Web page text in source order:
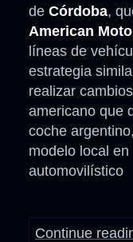
de Córdoba,
American
líneas de
estrategia
realizar
americano que
coche
modelo local
automovilístico
Continue